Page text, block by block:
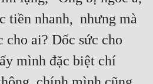
nhanh,  nhưng mà
cho ai? Dốc sức cho
mình đặc biệt chí